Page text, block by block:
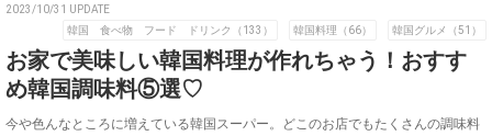
2023/10/31 UPDATE
韓国 食べ物 フード ドリンク（133）
韓国料理（66） 韓国グルメ（51）
お家で美味しい韓国料理が作れちゃう！おすす
め韓国調味料⑤選♡
今や色んなところに増えている韓国スーパー。どこのお店でもたくさんの調味料